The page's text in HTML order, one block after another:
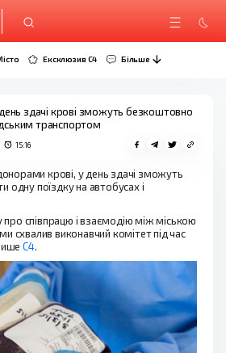
Ексклюзив C4 Більше
здачі крові зможуть безкоштовно
транспортом
15:16
крові, у день здачі зможуть
одну поїздку на автобусах і
співпрацю і взаємодію між міською
схвалив виконавчий комітет під час
С4.